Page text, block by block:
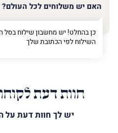
האם יש משלוחים לכל העולם?
כן בהחלט! יש מחשבון שילוח
השילוח לפי הכתובת שלך
חוות דעת
יש לך חוות דעת על